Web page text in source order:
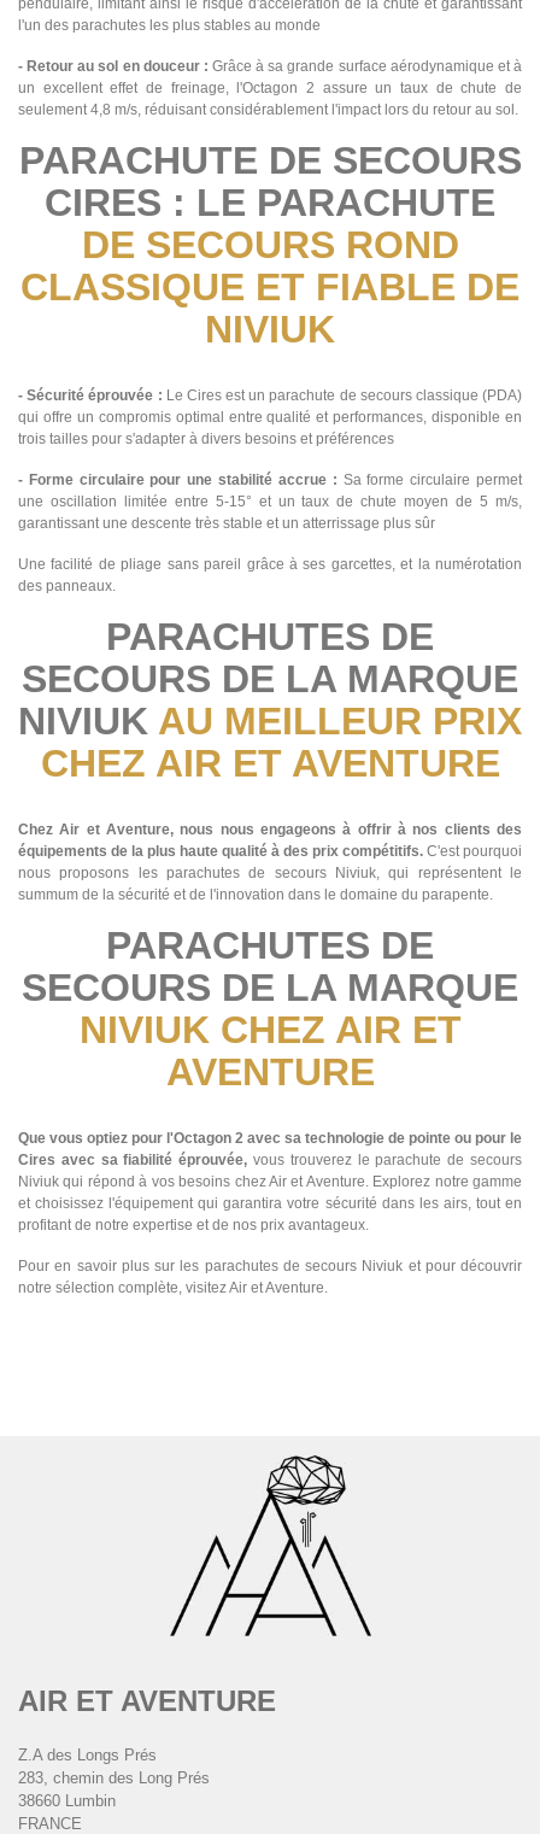
pendulaire, limitant ainsi le risque d'accélération de la chute et garantissant
l'un des parachutes les plus stables au monde​​​​​
- Retour au sol en douceur : Grâce à sa grande surface aérodynamique et à
un excellent effet de freinage, l'Octagon 2 assure un taux de chute de
seulement 4,8 m/s, réduisant considérablement l'impact lors du retour au sol​​​​​.
PARACHUTE DE SECOURS
CIRES : LE PARACHUTE
DE SECOURS ROND
CLASSIQUE ET FIABLE DE
NIVIUK
- Sécurité éprouvée : Le Cires est un parachute de secours classique (PDA)
qui offre un compromis optimal entre qualité et performances, disponible en
trois tailles pour s'adapter à divers besoins et préférences​
- Forme circulaire pour une stabilité accrue : Sa forme circulaire permet
une oscillation limitée entre 5-15° et un taux de chute moyen de 5 m/s,
garantissant une descente très stable et un atterrissage plus sûr​
​Une facilité de pliage sans pareil grâce à ses garcettes, et la numérotation
des panneaux.
PARACHUTES DE
SECOURS DE LA MARQUE
NIVIUK AU MEILLEUR PRIX
CHEZ AIR ET AVENTURE
Chez Air et Aventure, nous nous engageons à offrir à nos clients des
équipements de la plus haute qualité à des prix compétitifs. C'est pourquoi
nous proposons les parachutes de secours Niviuk, qui représentent le
summum de la sécurité et de l'innovation dans le domaine du parapente.
PARACHUTES DE
SECOURS DE LA MARQUE
NIVIUK CHEZ AIR ET
AVENTURE
Que vous optiez pour l'Octagon 2 avec sa technologie de pointe ou pour le
Cires avec sa fiabilité éprouvée, vous trouverez le parachute de secours
Niviuk qui répond à vos besoins chez Air et Aventure. Explorez notre gamme
et choisissez l'équipement qui garantira votre sécurité dans les airs, tout en
profitant de notre expertise et de nos prix avantageux.
Pour en savoir plus sur les parachutes de secours Niviuk et pour découvrir
notre sélection complète, visitez Air et Aventure.
AIR ET AVENTURE
Z.A des Longs Prés
283, chemin des Long Prés
38660 Lumbin
FRANCE